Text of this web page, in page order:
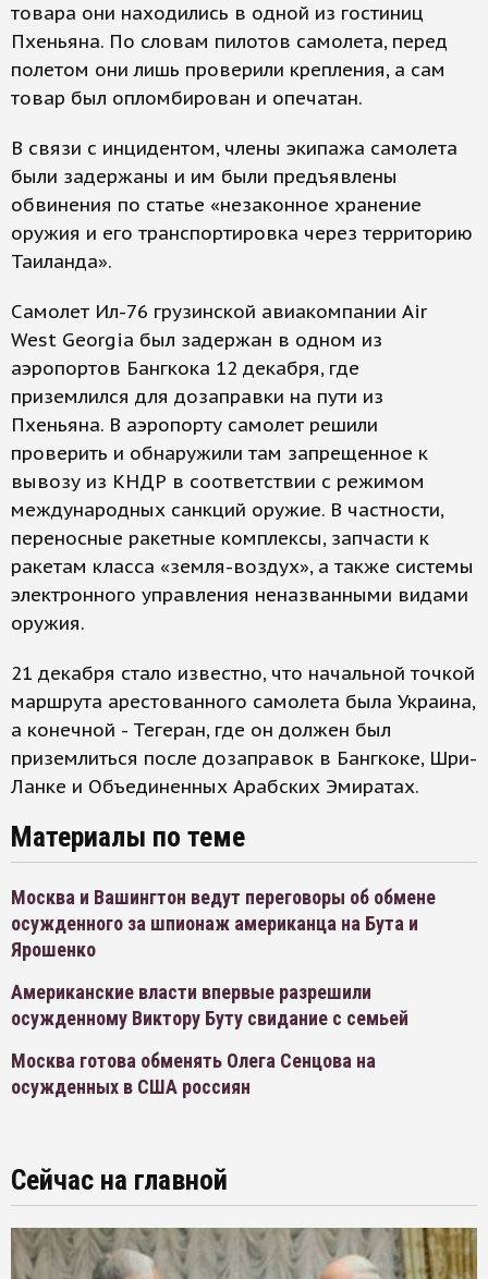
товара они находились в одной из гостиниц
Пхеньяна. По словам пилотов самолета, перед
полетом они лишь проверили крепления, а сам
товар был опломбирован и опечатан.
В связи с инцидентом, члены экипажа самолета
были задержаны и им были предъявлены
обвинения по статье «незаконное хранение
оружия и его транспортировка через территорию
Таиланда».
Самолет Ил-76 грузинской авиакомпании Air
West Georgia был задержан в одном из
аэропортов Бангкока 12 декабря, где
приземлился для дозаправки на пути из
Пхеньяна. В аэропорту самолет решили
проверить и обнаружили там запрещенное к
вывозу из КНДР в соответствии с режимом
международных санкций оружие. В частности,
переносные ракетные комплексы, запчасти к
ракетам класса «земля-воздух», а также системы
электронного управления неназванными видами
оружия.
21 декабря стало известно, что начальной точкой
маршрута арестованного самолета была Украина,
а конечной - Тегеран, где он должен был
приземлиться после дозаправок в Бангкоке, Шри-
Ланке и Объединенных Арабских Эмиратах.
Материалы по теме
Москва и Вашингтон ведут переговоры об обмене
осужденного за шпионаж американца на Бута и
Ярошенко
Американские власти впервые разрешили
осужденному Виктору Буту свидание с семьей
Москва готова обменять Олега Сенцова на
осужденных в США россиян
Сейчас на главной